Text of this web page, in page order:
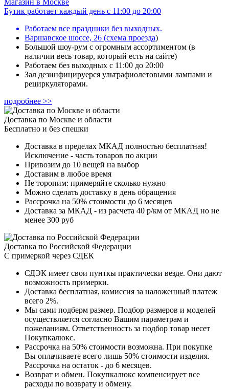
Магазин в Москве
Бутик работает каждый день с 11:00 до 20:00
Работаем все праздники без выходных.
Варшавское шоссе, 26 (схема проезда)
Большой шоу-рум с огромным ассортиментом (в
наличии весь товар, который есть на сайте)
Работаем без выходных с 11:00 до 20:00
Зал дезинфицируерся ультрафиолетовыми лампами и
рециркуляторами.
подробнее >>
Доставка по Москве и области
Бесплатно и без спешки
Доставка в пределах МКАД полностью бесплатная!
Исключение - часть товаров по акции
Привозим до 10 вещей на выбор
Доставим в любое время
Не торопим: примеряйте сколько нужно
Можно сделать доставку в день обращения
Рассрочка на 50% стоимости до 6 месяцев
Доставка за МКАД - из расчета 40 р/км от МКАД но не
менее 300 руб
Доставка по Российской Федерации
С примеркой через СДЕК
СДЭК имеет свои пунткы практически везде. Они дают
возможность примерки.
Доставка бесплатная, комиссия за наложенный платеж
всего 2%.
Мы сами подберм размер. Подбор размеров и моделей
осуществляется согласно Вашим параметрам и
пожеланиям. Ответственность за подбор товар несет
Покупкалюкс.
Рассрочка на 50% стоимости возможна. При покупке
Вы оплачиваете всего лишь 50% стоимости изделия.
Рассрочка на остаток - до 6 месяцев.
Возврат и обмен. Покупкалюкс компенсирует все
расходы по возврату и обмену.